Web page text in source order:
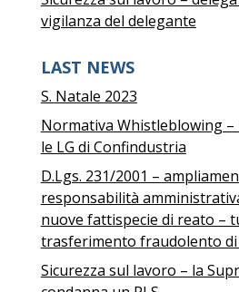
vigilanza del delegante
LAST NEWS
S. Natale 2023
Normativa Whistleblowing –
le LG di Confindustria
D.Lgs. 231/2001 –
responsabilità
nuove fattispecie di reato –
trasferimento fraudolento
Sicurezza sul lavoro – la